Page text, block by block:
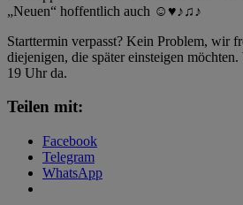
„Neuen“ hoffentlich auch ☺♥♪♫♪
Starttermin verpasst? Kein Problem, wir
diejenigen, die später einsteigen
19 Uhr da.
Teilen mit:
Facebook
Telegram
WhatsApp